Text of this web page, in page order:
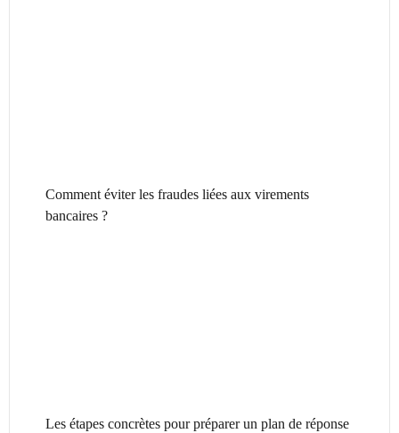
Comment éviter les fraudes liées aux virements
bancaires ?
Les étapes concrètes pour préparer un plan de réponse